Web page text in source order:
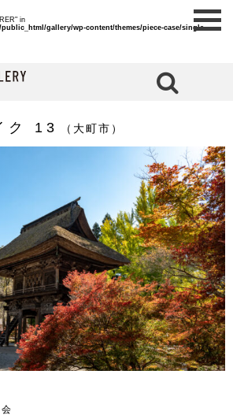
in
gallery/wp-content/themes/piece-case/single-
ク 13 （大町市）